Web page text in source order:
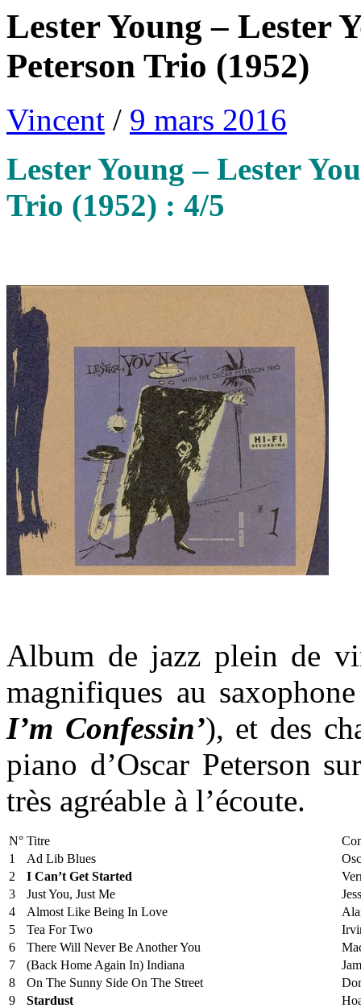
Lester Young – Lester
Peterson Trio (1952)
Vincent / 9 mars 2016
Lester Young – Lester
Trio (1952) : 4/5
Album de jazz plein de
magnifiques au saxophone
I’m Confessin’), et des
piano d’Oscar Peterson
très agréable à l’écoute.
N° Titre
1
Ad Lib Blues
2
I Can’t Get Started
3
Just You, Just Me
4
Almost Like Being In Love
5
Tea For Two
6
There Will Never Be Another You
7
(Back Home Again In) Indiana
8
On The Sunny Side On The Street
9
Stardust